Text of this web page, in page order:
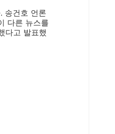
송건호 언론
다른 뉴스를
다고 발표했